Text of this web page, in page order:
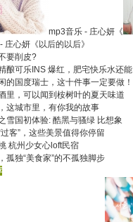
mp3音乐 - 庄心妍《
庄心妍《以后的以后》
要削皮?
酿可乐INS 爆红，肥宅快乐水还能
的国度瑞士，这十件事一定要做！
里，可以闻到桉树叶的夏天味道
这城市里，有你我的故事
雪国初体验: 酷黑与骚绿 比想象
客”，这些美景值得你停留
杭州少女心loft民宿
孤独“美食家”的不孤独脚步